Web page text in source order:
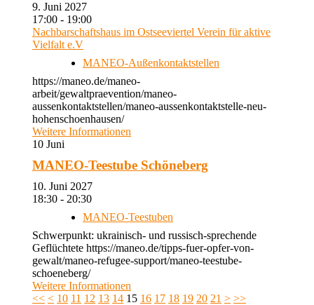
9. Juni 2027
17:00 - 19:00
Nachbarschaftshaus im Ostseeviertel Verein für aktive
Vielfalt e.V
MANEO-Außenkontaktstellen
https://maneo.de/maneo-
arbeit/gewaltpraevention/maneo-
aussenkontaktstellen/maneo-aussenkontaktstelle-neu-
hohenschoenhausen/
Weitere Informationen
10 Juni
MANEO-Teestube Schöneberg
10. Juni 2027
18:30 - 20:30
MANEO-Teestuben
Schwerpunkt: ukrainisch- und russisch-sprechende
Geflüchtete https://maneo.de/tipps-fuer-opfer-von-
gewalt/maneo-refugee-support/maneo-teestube-
schoeneberg/
Weitere Informationen
<< < 10 11 12 13 14 15 16 17 18 19 20 21 > >>